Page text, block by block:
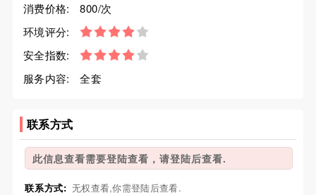
消费价格:
800/次
环境评分:
安全指数:
服务内容:
全套
联系方式
此信息查看需要登陆查看，请登陆后查看.
联系方式: 无权查看,你需登陆后查看.